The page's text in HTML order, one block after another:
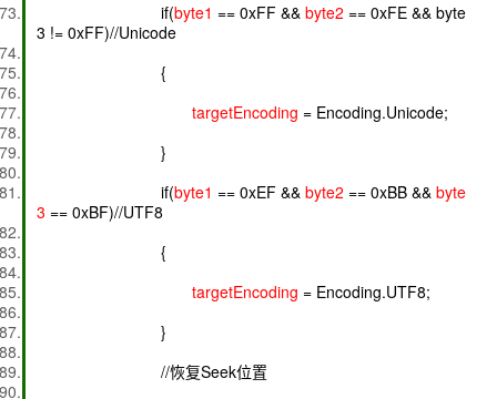
if(byte1 == 0xFF && byte2 == 0xFE && byte
3 != 0xFF)//Unicode
{
targetEncoding = Encoding.Unicode;
}
if(byte1 == 0xEF && byte2 == 0xBB && byte
3 == 0xBF)//UTF8
{
targetEncoding = Encoding.UTF8;
}
//恢复Seek位置